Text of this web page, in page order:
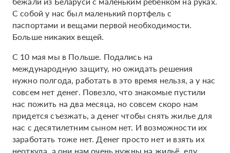
С собой у нас был маленький портфель с
паспортами и вещами первой необходимости.
Больше никаких вещей.
С 10 мая мы в Польше. Подались на
международную защиту, но ожидать решения
нужно полгода, работать в это время нельзя, а у нас
совсем нет денег. Повезло, что знакомые пустили
нас пожить на два месяца, но совсем скоро нам
придется съезжать, а денег чтобы снять жилье для
нас с десятилетним сыном нет. И возможности их
заработать тоже нет. Денег просто нет и взять их